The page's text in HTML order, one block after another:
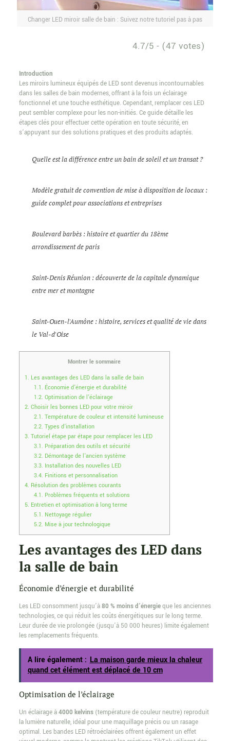
Changer LED miroir salle de bain : Suivez notre tutoriel pas à pas
4.7/5 - (47 votes)
Introduction
Les miroirs lumineux équipés de LED sont devenus incontournables
dans les salles de bain modernes, offrant à la fois un éclairage
fonctionnel et une touche esthétique. Cependant, remplacer ces LED
peut sembler complexe pour les non-initiés. Ce guide détaille les
étapes clés pour effectuer cette opération en toute sécurité, en
s’appuyant sur des solutions pratiques et des produits adaptés.
Quelle est la différence entre un bain de soleil et un transat ?
Modèle gratuit de convention de mise à disposition de locaux :
guide complet pour associations et entreprises
Boulevard barbès : histoire et quartier du 18ème
arrondissement de paris
Saint-Denis Réunion : découverte de la capitale dynamique
entre mer et montagne
Saint-Ouen-l'Aumône : histoire, services et qualité de vie dans
le Val-d'Oise
Montrer le sommaire
1. Les avantages des LED dans la salle de bain
1.1. Économie d’énergie et durabilité
1.2. Optimisation de l’éclairage
2. Choisir les bonnes LED pour votre miroir
2.1. Température de couleur et intensité lumineuse
2.2. Types d’installation
3. Tutoriel étape par étape pour remplacer les LED
3.1. Préparation des outils et sécurité
3.2. Démontage de l’ancien système
3.3. Installation des nouvelles LED
3.4. Finitions et personnalisation
4. Résolution des problèmes courants
4.1. Problèmes fréquents et solutions
5. Entretien et optimisation à long terme
5.1. Nettoyage régulier
5.2. Mise à jour technologique
Les avantages des LED dans
la salle de bain
Économie d’énergie et durabilité
Les LED consomment jusqu’à80 % moins d’énergieque les anciennes
technologies, ce qui réduit les coûts énergétiques sur le long terme.
Leur durée de vie prolongée (jusqu’à 50 000 heures) limite également
les remplacements fréquents.
A lire également : La maison garde mieux la chaleur
quand cet élément est déplacé de 10 cm
Optimisation de l’éclairage
Un éclairage à4000 kelvins(température de couleur neutre) reproduit
la lumière naturelle, idéal pour une maquillage précis ou un rasage
optimal. Les bandes LED rétroéclairées offrent également un effet